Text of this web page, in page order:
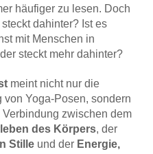
häufiger zu lesen. Doch
dahinter? Ist es
mit Menschen in
steckt mehr dahinter?
meint nicht nur die
von Yoga-Posen, sondern
Verbindung zwischen dem
des Körpers, der
Stille und der Energie,